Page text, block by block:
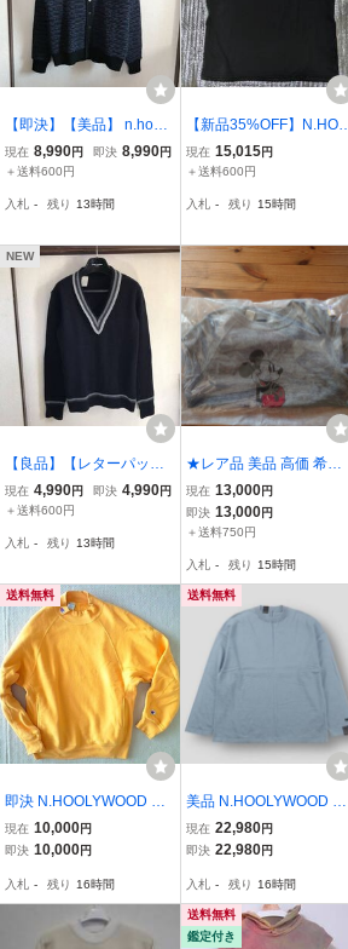
【即決】【美品】 n.hooly
wood ミスターハリウッ
ド エヌハリウッド BORD
ーダーカーディガン ニッ
現在 8,990円 即決 8,990円
＋送料600円
入札 - 残り 13時間
【新品35%OFF】N.HOO
LYWOOD × MHW City Dw
ellers Fleece Crew 黒 36
現在 15,015円
＋送料600円
入札 - 残り 15時間
NEW
【良品】【レターパック
プラス対応】 n.hoolywoo
d ミスターハリウッド エ
NIT スクールニット セー
現在 4,990円 即決 4,990円
＋送料600円
入札 - 残り 13時間
★レア品 美品 高価 希少
品 コラボ品 N.HOOLYWO
OD × NICK WHITE ミッキ
ー スウェット 日本製 グ
グ済★
現在 13,000円
即決 13,000円
＋送料750円
入札 - 残り 15時間
送料無料
即決 N.HOOLYWOOD 別
注 Champion NEW WEAV
E REVERSE WEAVE モ
エロー ワイドポケット S
現在 10,000円
即決 10,000円
入札 - 残り 16時間
送料無料
美品 N.HOOLYWOOD CO
MPILE エヌハリウッド 25
AW CREWNECK KNIT コ
ックニット 2252-KT08-0
44 36 ブルー 長袖 メンズ
現在 22,980円
即決 22,980円
入札 - 残り 16時間
送料無料
鑑定付き